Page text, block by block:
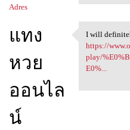
Adres
แทง
หวย
ออนไล
น์
I will
I will
https://
play/
E0%...